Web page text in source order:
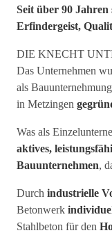
Seit über 90
Erfindergeist,
DIE KNECHT
Das Unternehmen
als
in Metzingen
Was als
aktives,
Bauunternehmen,
Durch industrielle
Betonwerk
Stahlbeton für den